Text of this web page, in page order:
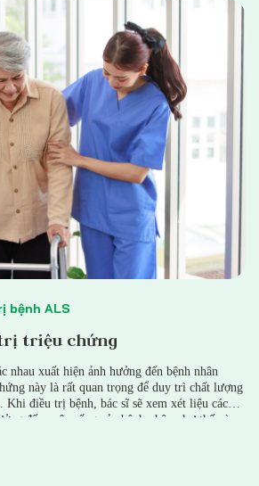
bệnh ALS
triệu chứng
nhau xuất hiện ảnh hưởng đến bệnh nhân
này là rất quan trọng để duy trì chất lượng
Khi điều trị bệnh, bác sĩ sẽ xem xét liệu các
đến cuộc sống của bệnh nhân như thế nào